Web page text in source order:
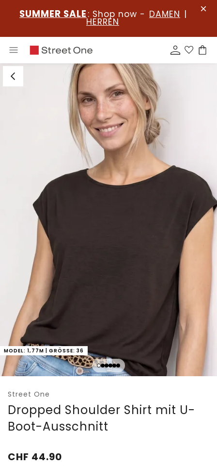
SUMMER SALE : Shop now - DAMEN |
HERREN
MODEL: 1,77M | GRÖSSE: 36
Street One
Dropped Shoulder Shirt mit U-
Boot-Ausschnitt
CHF 44.90